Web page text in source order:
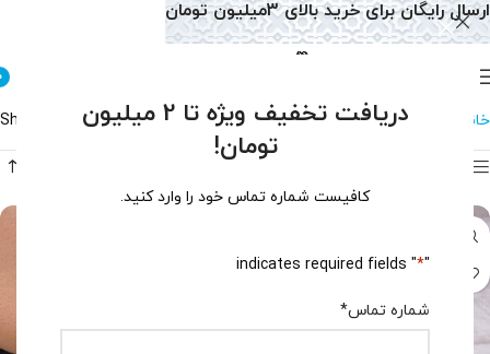
دریافت تخفیف ویژه تا 2 میلیون
تومان!
کافیست شماره تماس خود را وارد کنید.
"
*
" indicates required fields
شماره تماس*
خانه دستبند دستبند آمیتیست Showing all 4 results
ارسال رایگان برای خرید بالای 3میلیون تومان